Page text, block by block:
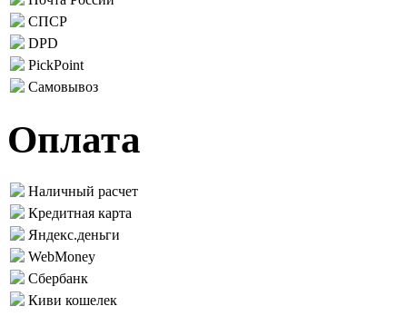
СПСР
DPD
PickPoint
Самовывоз
Оплата
Наличный расчет
Кредитная карта
Яндекс.деньги
WebMoney
Сбербанк
Киви кошелек